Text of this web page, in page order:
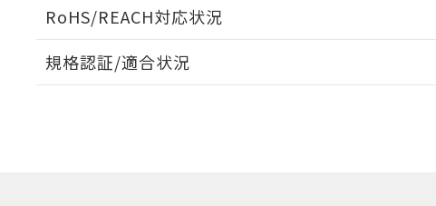
RoHS/REACH対応状況
EU RoHS 注意事項・凡例
規格認証/適合状況